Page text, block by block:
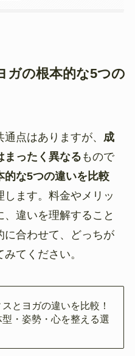
ガの根本的な5つの
点はありますが、 成
まったく異なる もので
的な5つの違いを比較
します。料金やメリッ
、違いを理解すること
に合わせて、どっちが
てください。
スとヨガの違いを比較！
・姿勢・心を整える選